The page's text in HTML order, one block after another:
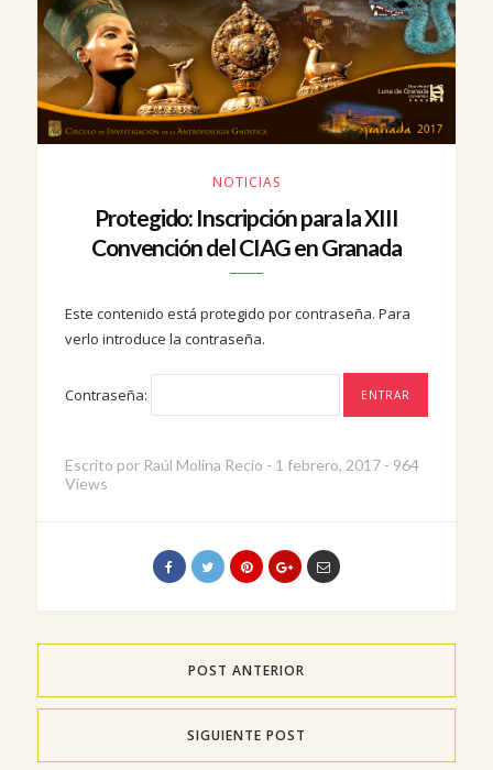
NOTICIAS
Protegido: Inscripción para la XIII
Convención del CIAG en Granada
Este contenido está protegido por contraseña. Para
verlo introduce la contraseña.
Contraseña:
Escrito por Raúl Molina Recio - 1 febrero, 2017 - 964
Views
POST ANTERIOR
SIGUIENTE POST